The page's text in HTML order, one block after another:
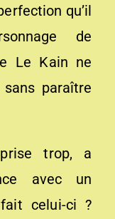
qu’il
de
Le Kain ne
paraître
trop, a
avec un
celui-ci ?